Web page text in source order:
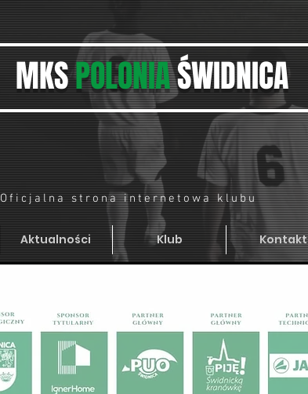
MKSPOLONIAŚWIDNICA
Oficjalna strona internetowa klubu
Aktualności Klub Kontakt